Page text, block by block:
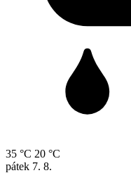
35 °C 20 °C
pátek 7. 8.